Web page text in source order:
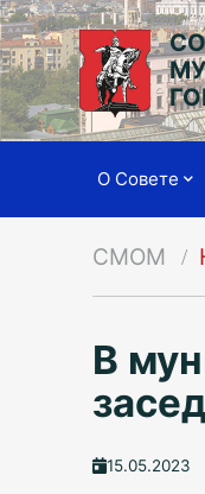
О Совете
СМОМ
В
15.05.2023